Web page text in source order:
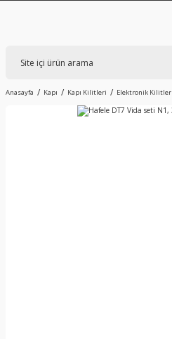
Anasayfa Kapı Kapı Kilitleri Elektronik Kilitler